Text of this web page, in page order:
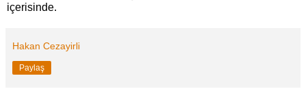
içerisinde.
Hakan Cezayirli
Paylaş